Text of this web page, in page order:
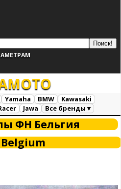
MOTO
Yamaha BMW
Kawasaki
Jawa
Все бренды ▾
ФН Бельгия
Belgium